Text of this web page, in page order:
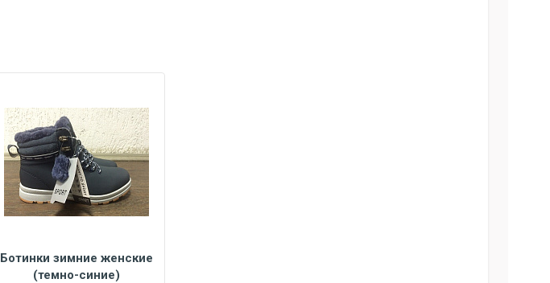
Ботинки зимние женские
(темно-синие)